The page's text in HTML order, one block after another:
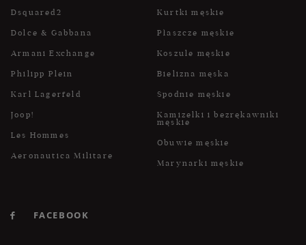
Dsquared2
Dolce & Gabbana
Armani Exchange
Philipp Plein
Karl Lagerfeld
Joop!
Les Hommes
Aeronautica Militare
Kurtki męskie
Płaszcze męskie
Koszule męskie
Bielizna męska
Spodnie męskie
Kamizelki i bezrękawniki
męskie
Obuwie męskie
Marynarki męskie
FACEBOOK